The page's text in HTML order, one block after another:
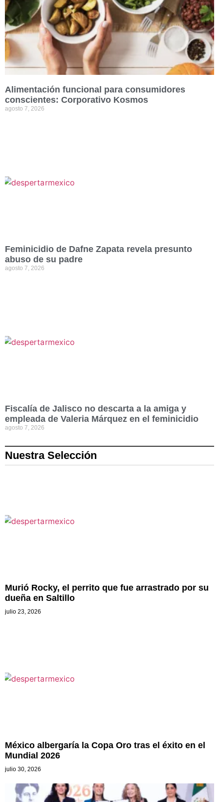
Alimentación funcional para consumidores
conscientes: Corporativo Kosmos
agosto 7, 2026
Feminicidio de Dafne Zapata revela presunto
abuso de su padre
agosto 7, 2026
Fiscalía de Jalisco no descarta a la amiga y
empleada de Valeria Márquez en el feminicidio
agosto 7, 2026
Nuestra Selección
Murió Rocky, el perrito que fue arrastrado por su
dueña en Saltillo
julio 23, 2026
México albergaría la Copa Oro tras el éxito en el
Mundial 2026
julio 30, 2026